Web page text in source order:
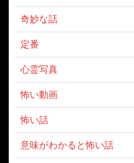
奇妙な話
定番
心霊写真
怖い動画
怖い話
意味がわかると怖い話